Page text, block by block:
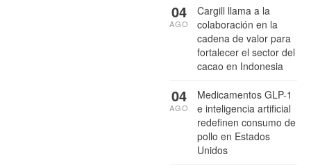
Cargill llama a la
colaboración en la
cadena de valor para
fortalecer el sector del
cacao en Indonesia
04
AGO
Medicamentos GLP-1
e inteligencia artificial
redefinen consumo de
pollo en Estados
Unidos
04
AGO